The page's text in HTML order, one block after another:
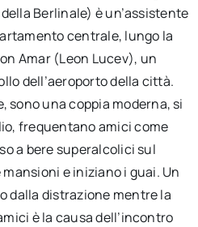
Berlinale) è un’assistente
centrale, lungo la
Amar (Leon Lucev), un
dell’aeroporto della città.
sono una coppia moderna, si
frequentano amici come
a bere superalcolici sul
e iniziano i guai. Un
dalla distrazione mentre la
è la causa dell’incontro